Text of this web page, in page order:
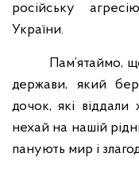
російську
України.
Пам’ятаймо,
держави, який
дочок, які
нехай на нашій
панують мир і